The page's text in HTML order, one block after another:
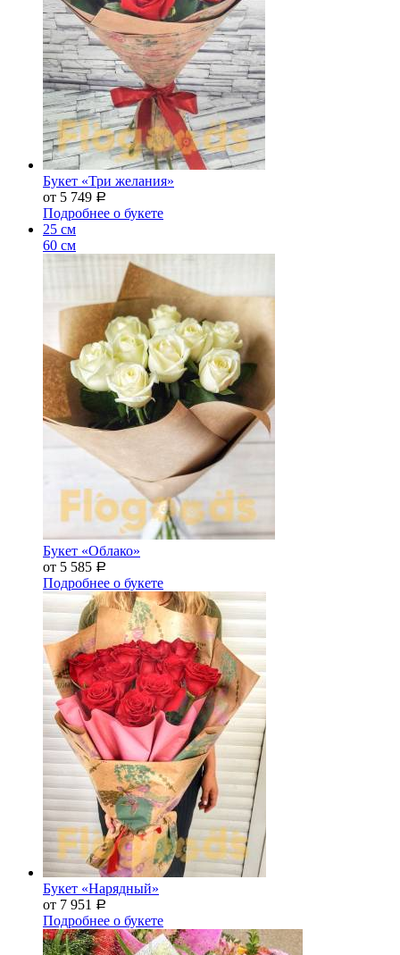
Букет «Три желания»
от 5 749 Р
Подробнее о букете
25 см
60 см
Букет «Облако»
от 5 585 Р
Подробнее о букете
Букет «Нарядный»
от 7 951
Р
Подробнее о букете